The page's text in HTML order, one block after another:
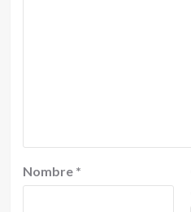
Nombre *